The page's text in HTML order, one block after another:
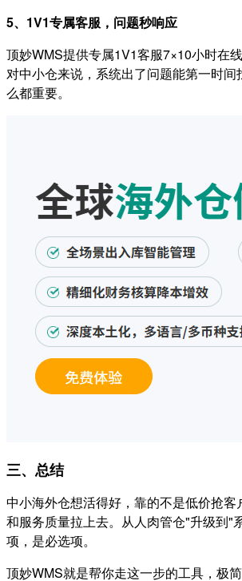
5、1V1专属客服，问题秒响应
顶妙WMS提供专属1V1客服7×10小时在线
对中小仓来说，系统出了问题能第一时
么都重要。
三、总结
中小海外仓想活得好，靠的不是低价抢
和服务质量拉上去。从人肉管仓"升级到"
项，是必选项。
顶妙WMS就是帮你走这一步的工具，极简